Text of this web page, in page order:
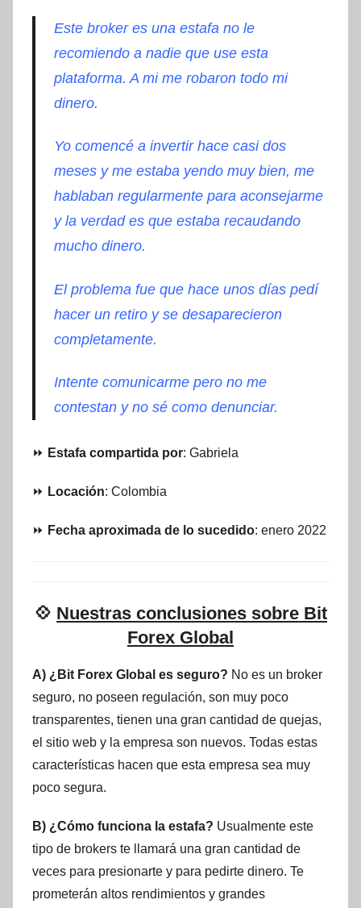
Este broker es una estafa no le
recomiendo a nadie que use esta
plataforma. A mi me robaron todo mi
dinero.
Yo comencé a invertir hace casi dos
meses y me estaba yendo muy bien, me
hablaban regularmente para aconsejarme
y la verdad es que estaba recaudando
mucho dinero.
El problema fue que hace unos días pedí
hacer un retiro y se desaparecieron
completamente.
Intente comunicarme pero no me
contestan y no sé como denunciar.
⏩ Estafa compartida por: Gabriela
⏩ Locación: Colombia
⏩ Fecha aproximada de lo sucedido: enero 2022
💠 Nuestras conclusiones sobre Bit
Forex Global
A) ¿Bit Forex Global es seguro? No es un broker
seguro, no poseen regulación, son muy poco
transparentes, tienen una gran cantidad de quejas,
el sitio web y la empresa son nuevos. Todas estas
características hacen que esta empresa sea muy
poco segura.
B) ¿Cómo funciona la estafa? Usualmente este
tipo de brokers te llamará una gran cantidad de
veces para presionarte y para pedirte dinero. Te
prometerán altos rendimientos y grandes